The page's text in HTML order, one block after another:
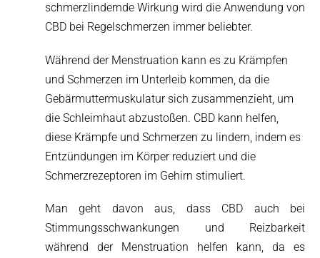
schmerzlindernde Wirkung wird die Anwendung von
CBD bei Regelschmerzen immer beliebter.
Während der Menstruation kann es zu Krämpfen
und Schmerzen im Unterleib kommen, da die
Gebärmuttermuskulatur sich zusammenzieht, um
die Schleimhaut abzustoßen. CBD kann helfen,
diese Krämpfe und Schmerzen zu lindern, indem es
Entzündungen im Körper reduziert und die
Schmerzrezeptoren im Gehirn stimuliert.
Man geht davon aus, dass CBD auch bei
Stimmungsschwankungen und Reizbarkeit
während der Menstruation helfen kann, da es